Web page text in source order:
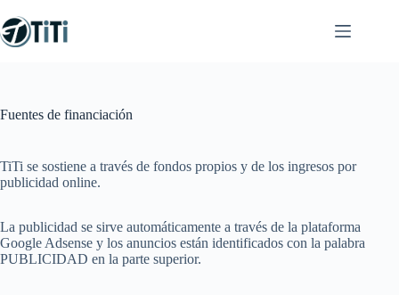
al
contenido
Fuentes de financiación
TiTi se sostiene a través de fondos propios y de los ingresos por
publicidad online.
La publicidad se sirve automáticamente a través de la plataforma
Google Adsense y los anuncios están identificados con la palabra
PUBLICIDAD en la parte superior.